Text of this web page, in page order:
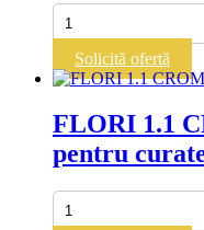
Cantitate
STERGATOR
RAMA
MOP
PENTRU
Solicită ofertă
FLORI 1.1
pentru
Cantitate
FLORI